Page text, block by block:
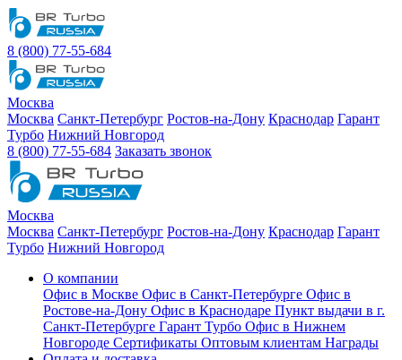
8 (800) 77-55-684
Москва
Москва Санкт-Петербург Ростов-на-Дону Краснодар Гарант
Турбо Нижний Новгород
8 (800) 77-55-684 Заказать звонок
Москва
Москва Санкт-Петербург Ростов-на-Дону Краснодар Гарант
Турбо Нижний Новгород
О компании
Офис в Москве Офис в Санкт-Петербурге Офис в
Ростове-на-Дону Офис в Краснодаре Пункт выдачи в г.
Санкт-Петербурге Гарант Турбо Офис в Нижнем
Новгороде Сертификаты Оптовым клиентам Награды